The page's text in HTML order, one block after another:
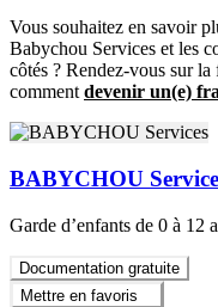
Vous souhaitez en savoir
Babychou Services et les
côtés ? Rendez-vous sur
comment devenir un(e)
BABYCHOU
Garde d’enfants de 0 à 12
Documentation gratuite
Mettre en favoris